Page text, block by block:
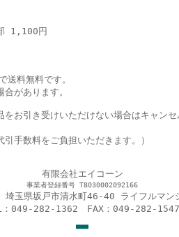
1,100円
料無料です。
があります。
お引き受けいただけない場合はキャン
手数料をご負担いただきます。）
有限会社エイコーン
事業者登録番号 T8030002092166
玉県坂戸市清水町46-40 ライフルマン
：049-282-1362 FAX：049-282-1547
■■■